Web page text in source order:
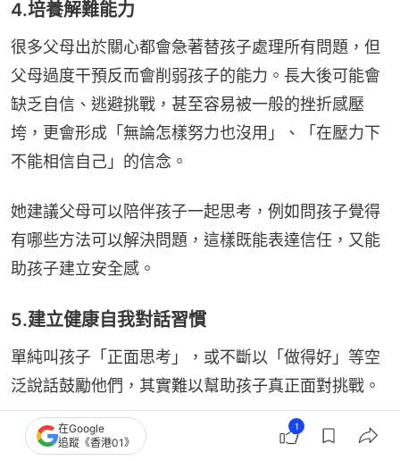
4.培養解難能力
很多父母出於關心都會急著替孩子處理所有問題，但
父母過度干預反而會削弱孩子的能力。長大後可能會
缺乏自信、逃避挑戰，甚至容易被一般的挫折感壓
垮，更會形成「無論怎樣努力也沒用」、「在壓力下
不能相信自己」的信念。
她建議父母可以陪伴孩子一起思考，例如問孩子覺得
有哪些方法可以解決問題，這樣既能表達信任，又能
助孩子建立安全感。
5.建立健康自我對話習慣
單純叫孩子「正面思考」，或不斷以「做得好」等空
泛說話鼓勵他們，其實難以幫助孩子真正面對挑戰。
如果孩子缺乏健康的自我對話，長大後便容易出現自
在Google
追蹤《香港01》
1